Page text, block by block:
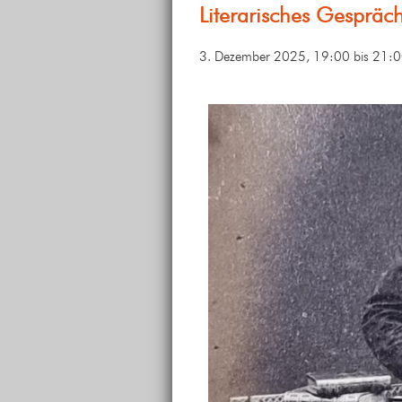
Literarisches
3. Dezember 2025, 19:00 bis